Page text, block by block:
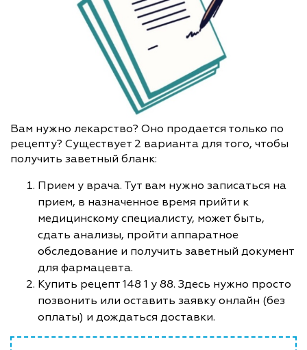
Вам нужно лекарство? Оно продается только по
рецепту? Существует 2 варианта для того, чтобы
получить заветный бланк:
Прием у врача. Тут вам нужно записаться на
прием, в назначенное время прийти к
медицинскому специалисту, может быть,
сдать анализы, пройти аппаратное
обследование и получить заветный документ
для фармацевта.
Купить рецепт 148 1 у 88. Здесь нужно просто
позвонить или оставить заявку онлайн (без
оплаты) и дождаться доставки.